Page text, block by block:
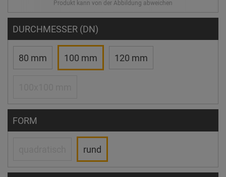
DURCHMESSER (DN)
80 mm 100 mm 120 mm
FORM
rund